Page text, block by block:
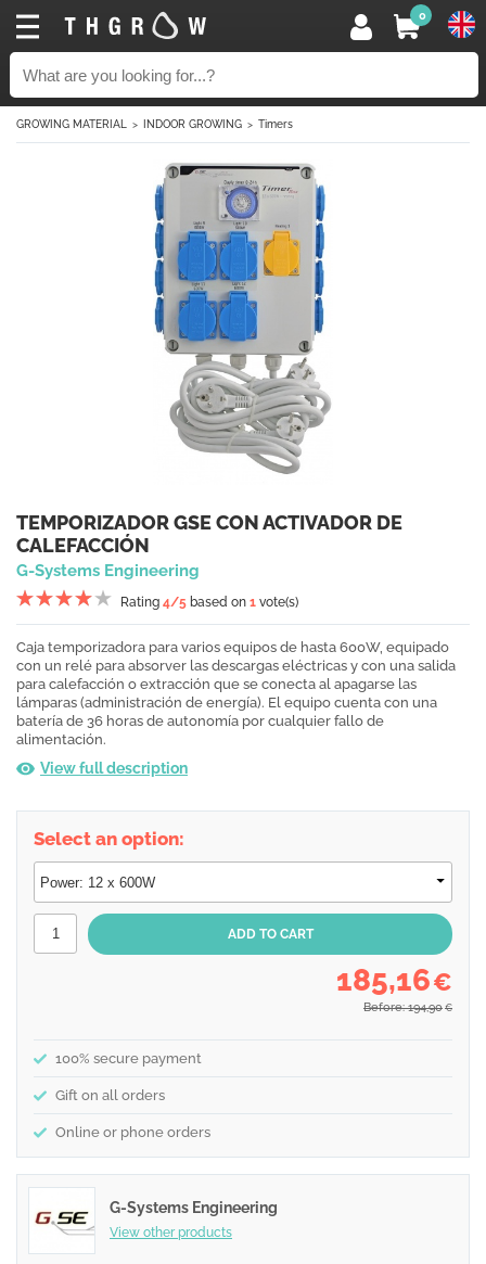
0
GROWING MATERIAL INDOOR GROWING Timers
TEMPORIZADOR GSE CON ACTIVADOR DE
CALEFACCIÓN
G-Systems Engineering
Rating 4/5 based on 1 vote(s)
Caja temporizadora para varios equipos de hasta 600W, equipado
con un relé para absorver las descargas eléctricas y con una salida
para calefacción o extracción que se conecta al apagarse las
lámparas (administración de energía). El equipo cuenta con una
batería de 36 horas de autonomía por cualquier fallo de
alimentación.
View full description
Select an option:
185,16€
Before: 194,90 €
100% secure payment
Gift on all orders
Online or phone orders
G-Systems Engineering
View other products